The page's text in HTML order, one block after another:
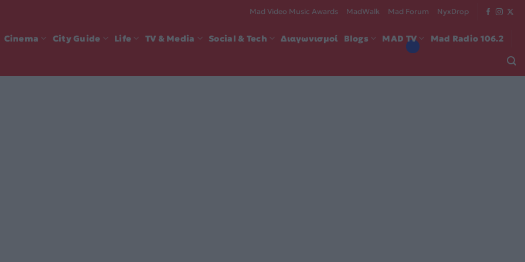
Mad Video Music Awards MadWalk Mad Forum NyxDrop
Cinema City Guide Life TV & Media Social & Tech Διαγωνισμοί Blogs MAD TV Mad Radio 106.2